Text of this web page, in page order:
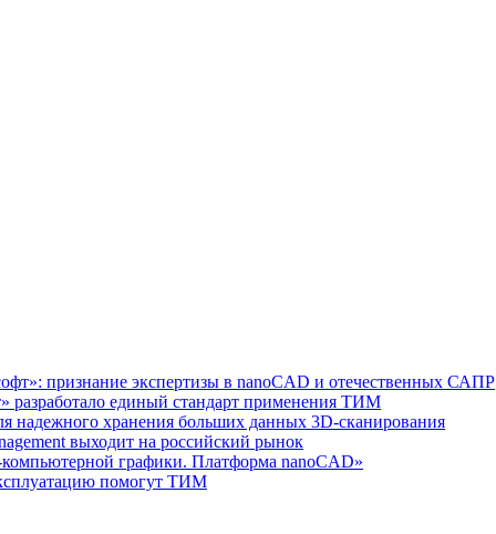
признание экспертизы в nanoCAD и отечественных САПР
единый стандарт применения ТИМ
надежного хранения больших данных 3D-сканирования
выходит на российский рынок
графики. Платформа nanoCAD»
помогут ТИМ